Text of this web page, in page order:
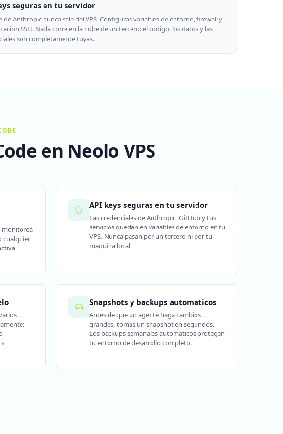
seguras en tu servidor
de Anthropic nunca sale del VPS. Configuras variables de entorno, firewall y
SSH. Nada corre en la nube de un tercero: el codigo, los datos y las
son completamente tuyas.
en Neolo VPS
monitoreá
cualquier
API keys seguras en tu servidor
Las credenciales de Anthropic, GitHub y tus
servicios quedan en variables de entorno en tu
VPS. Nunca pasan por un tercero ni por tu
maquina local.
Snapshots y backups automaticos
Antes de que un agente haga cambios
grandes, tomas un snapshot en segundos.
Los backups semanales automaticos protegen
tu entorno de desarrollo completo.